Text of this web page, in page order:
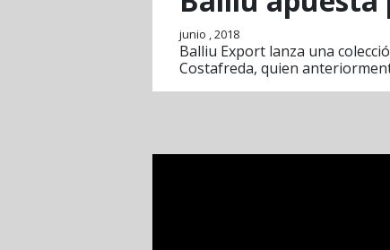
junio , 2018
Balliu Export lanza una
Costafreda, quien